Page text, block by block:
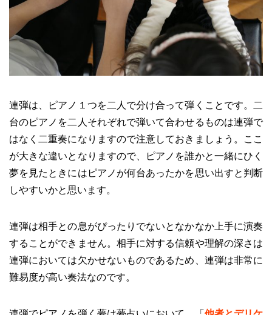
連弾は、ピアノ１つを二人で分け合って弾くことです。二
台のピアノを二人それぞれで弾いて合わせるものは連弾で
はなく二重奏になりますので注意しておきましょう。ここ
が大きな違いとなりますので、ピアノを誰かと一緒にひく
夢を見たときにはピアノが何台あったかを思い出すと判断
しやすいかと思います。
連弾は相手との息がぴったりでないとなかなか上手に演奏
することができません。相手に対する信頼や理解の深さは
連弾においては欠かせないものであるため、連弾は非常に
難易度が高い奏法なのです。